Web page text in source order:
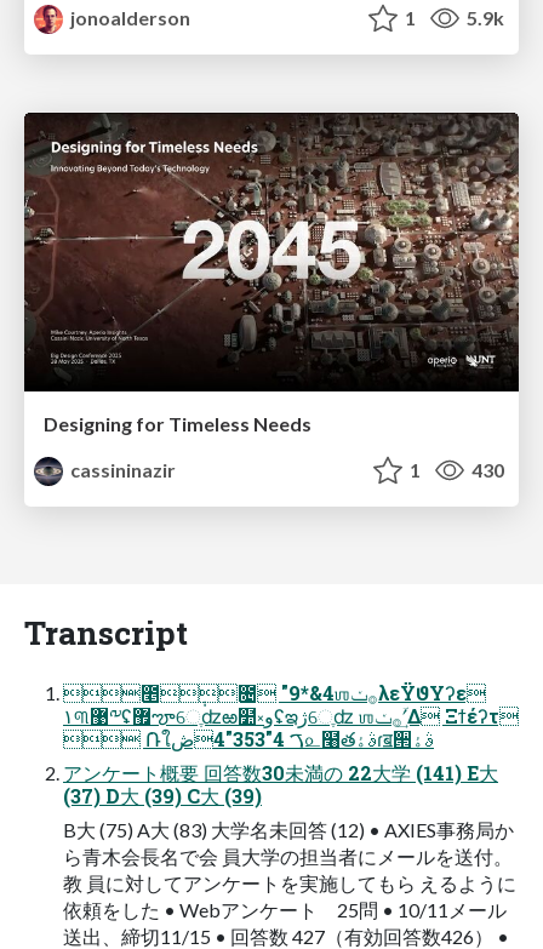
jonoalderson
1 5.9k
Designing for Timeless Needs
cassininazir
1 430
Transcript
೥݄೔ "9*&4ஶ࡞ݖλεΫϑΥʔε
۱୩޹༸ʢ޿ౡେֶʣఱ໺༝وʢఇژେֶʣ ஶ࡞ݖʹؔ͢Δ Ξϯέʔτ
 ݁Ռใࠂ 4"353"4ڞ௨໨తࣄۀɾॿ੒ࣄۀ
アンケート概要 回答数30未満の 22大学 (141) E大
(37) D大 (39) C大 (39)
B大 (75) A大 (83) 大学名未回答 (12) • AXIES事務局か
ら青木会長名で会 員大学の担当者にメールを送付。
教 員に対してアンケートを実施してもら えるように
依頼をした • Webアンケート 25問 • 10/11メール
送出、締切11/15 • 回答数 427（有効回答数426） •